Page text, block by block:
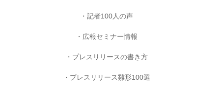
記者100人の声
広報セミナー情報
プレスリリースの書き方
プレスリリース雛形100選